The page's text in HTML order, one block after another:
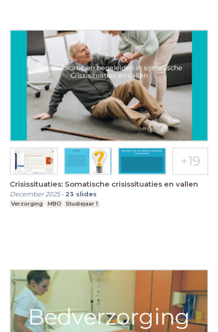
Crisissituaties: Somatische crisissituaties en vallen
December 2025- 23 slides
Verzorging MBO Studiejaar 1